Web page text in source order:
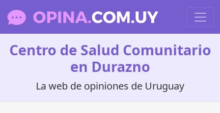
Centro de Salud Comunitario
en Durazno
La web de opiniones de Uruguay